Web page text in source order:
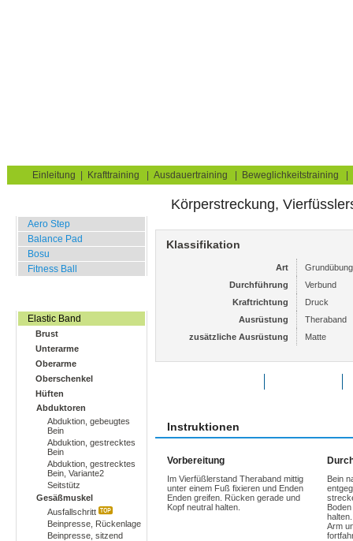
Einleitung Krafttraining Ausdauertraining Beweglichkeitstraining
Aero Step
Balance Pad
Bosu
Fitness Ball
Elastic Band
Brust
Unterarme
Oberarme
Oberschenkel
Hüften
Abduktoren
Abduktion, gebeugtes
Bein
Abduktion, gestrecktes
Bein
Abduktion, gestrecktes
Bein, Variante2
Seitstütz
Gesäßmuskel
Ausfallschritt
Beinpresse, Rückenlage
Beinpresse, sitzend
Körperstreckung,
Klassifikation
Art
Grundübung
Durchführung
Verbund
Kraftrichtung
Druck
Ausrüstung
Theraband
zusätzliche Ausrüstung
Matte
Instruktionen
Vorbereitung
Im Vierfüßlerstand Theraband mittig
unter einem Fuß fixieren und Enden
Enden greifen. Rücken gerade und
Kopf neutral halten.
Bein
Arm